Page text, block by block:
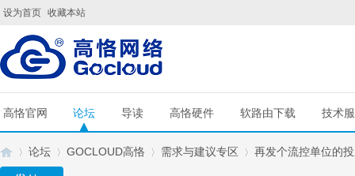
设为首页 收藏本站
高恪官网 论坛 导读 高恪硬件 软路由下载 技术
论坛 GOCLOUD高恪 需求与建议专区 再发个流控单位的